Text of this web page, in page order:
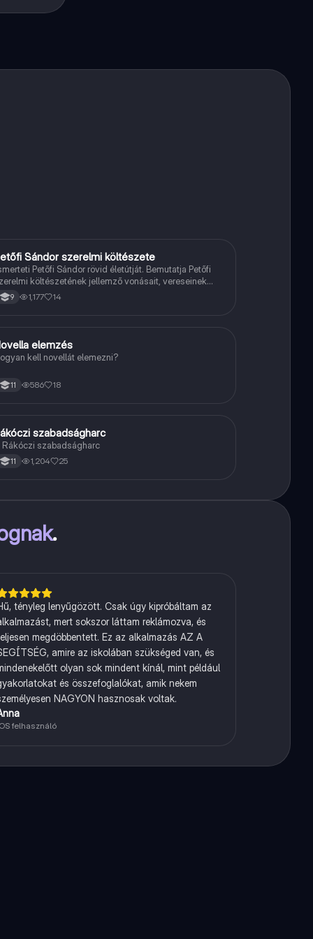
MagyarSándor szerelmi költészete
Petőfi Sándor rövid életútját. Bemutatja Petőfi
költészetének jellemző vonásait, vereseinek
és külön kitér a hitvesi költészetére.
9 1,177 14
Magyarelemzés
kell novellát elemezni?
11 586 18
Töri szabadságharc
Rákóczi szabadságharc
11 1,204 25
.
tényleg lenyűgözött. Csak úgy kipróbáltam az
mert sokszor láttam reklámozva, és
megdöbbentett. Ez az alkalmazás AZ A
amire az iskolában szükséged van, és
olyan sok mindent kínál, mint például
és összefoglalókat, amik nekem
NAGYON hasznosak voltak.
felhasználó